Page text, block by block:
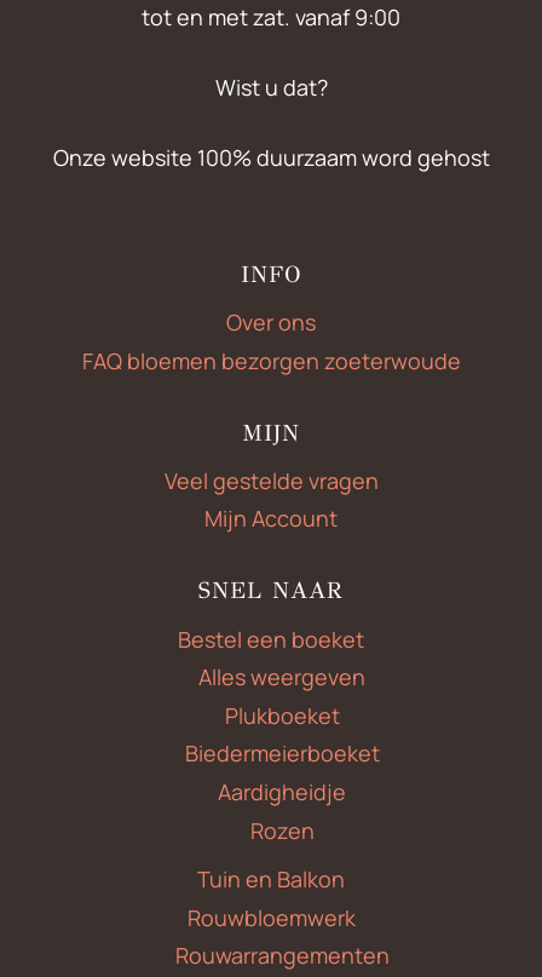
tot en met zat. vanaf 9:00
Wist u dat?
Onze website 100% duurzaam word gehost
INFO
Over ons
FAQ bloemen bezorgen zoeterwoude
MIJN
Veel gestelde vragen
Mijn Account
SNEL NAAR
Bestel een boeket
Alles weergeven
Plukboeket
Biedermeierboeket
Aardigheidje
Rozen
Tuin en Balkon
Rouwbloemwerk
Rouwarrangementen